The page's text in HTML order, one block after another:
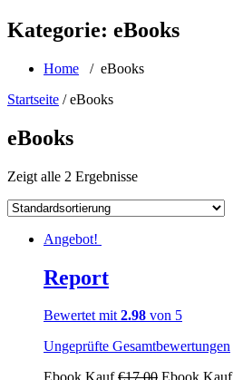
Kategorie: eBooks
Home / eBooks
Startseite / eBooks
eBooks
Zeigt alle 2 Ergebnisse
Angebot!
Report
Bewertet mit2.98 von 5
Ungeprüfte Gesamtbewertungen